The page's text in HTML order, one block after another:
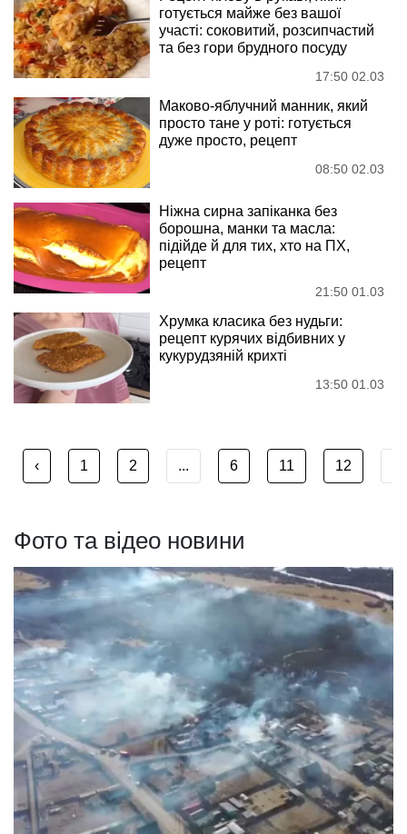
готується майже без вашої
участі: соковитий, розсипчастий
та без гори брудного посуду
17:50 02.03
Маково-яблучний манник, який
просто тане у роті: готується
дуже просто, рецепт
08:50 02.03
Ніжна сирна запіканка без
борошна, манки та масла:
підійде й для тих, хто на ПХ,
рецепт
21:50 01.03
Хрумка класика без нудьги:
рецепт курячих відбивних у
кукурудзяній крихті
13:50 01.03
‹ 1 2 ... 6 11 12
Фото та відео новини